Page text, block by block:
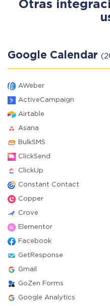
Otras
Google Calendar
AWeber
ActiveCampaign
Airtable
Asana
BulkSMS
ClickSend
ClickUp
Constant Contact
Copper
Crove
Elementor
Facebook
GetResponse
Gmail
GoZen Forms
Google Analytics